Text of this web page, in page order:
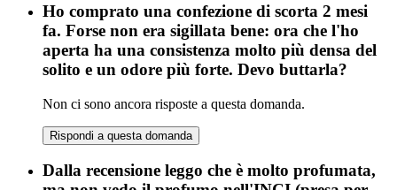
Ho comprato una confezione di scorta 2 mesi
fa. Forse non era sigillata bene: ora che l'ho
aperta ha una consistenza molto più densa del
solito e un odore più forte. Devo buttarla?
Non ci sono ancora risposte a questa domanda.
Rispondi a questa domanda
Dalla recensione leggo che è molto profumata,